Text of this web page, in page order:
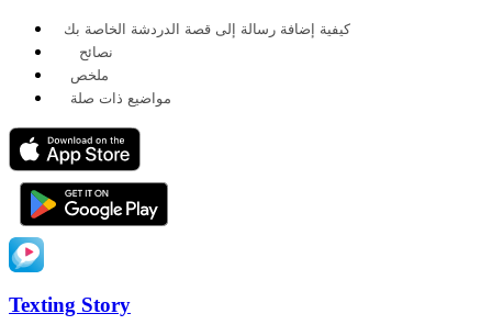
كيفية إضافة رسالة إلى قصة الدردشة الخاصة بك
نصائح
ملخص
مواضيع ذات صلة
Texting Story